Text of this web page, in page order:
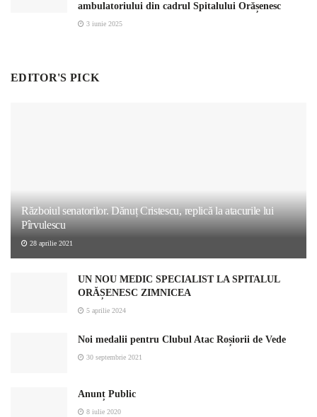
ambulatoriului din cadrul Spitalului Orășenesc
3 iunie 2025
EDITOR'S PICK
Războiul senatorilor. Dănuț Cristescu, replică la atacurile lui
Pîrvulescu
28 aprilie 2021
UN NOU MEDIC SPECIALIST LA SPITALUL
ORĂȘENESC ZIMNICEA
5 aprilie 2024
Noi medalii pentru Clubul Atac Roșiorii de Vede
30 septembrie 2021
Anunț Public
8 iulie 2020